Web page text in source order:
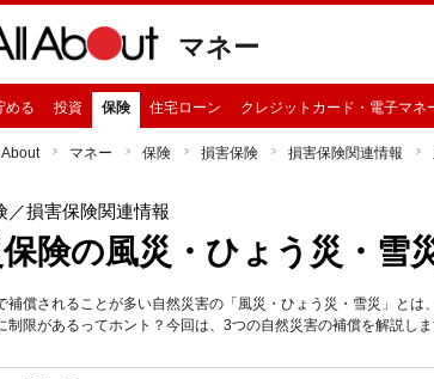
マネー
める 投資 保険 住宅ローン クレジットカード・電子マネ
マネー 保険 損害保険 損害保険関連情報
／損害保険関連情報
険の風災・ひょう災・雪
補償されることが多い自然災害の「風災・ひょう災・雪災」と
制限があるってホント？今回は、3つの自然災害の補償を解説しま